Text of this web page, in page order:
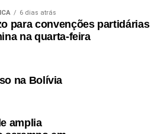
6 dias atrás
para convenções partidárias
na quarta-feira
na Bolívia
amplia